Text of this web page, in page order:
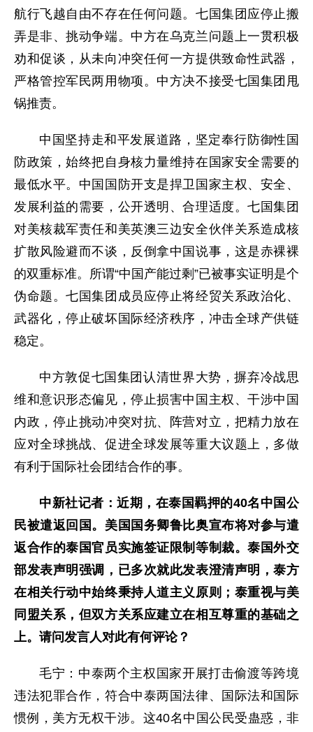
航行飞越自由不存在任何问题。七国集团应停止搬
弄是非、挑动争端。中方在乌克兰问题上一贯积极
劝和促谈，从未向冲突任何一方提供致命性武器，
严格管控军民两用物项。中方决不接受七国集团甩
锅推责。
中国坚持走和平发展道路，坚定奉行防御性国
防政策，始终把自身核力量维持在国家安全需要的
最低水平。中国国防开支是捍卫国家主权、安全、
发展利益的需要，公开透明、合理适度。七国集团
对美核裁军责任和美英澳三边安全伙伴关系造成核
扩散风险避而不谈，反倒拿中国说事，这是赤裸裸
的双重标准。所谓“中国产能过剩”已被事实证明是个
伪命题。七国集团成员应停止将经贸关系政治化、
武器化，停止破坏国际经济秩序，冲击全球产供链
稳定。
中方敦促七国集团认清世界大势，摒弃冷战思
维和意识形态偏见，停止损害中国主权、干涉中国
内政，停止挑动冲突对抗、阵营对立，把精力放在
应对全球挑战、促进全球发展等重大议题上，多做
有利于国际社会团结合作的事。
中新社记者：近期，在泰国羁押的40名中国公
民被遣返回国。美国国务卿鲁比奥宣布将对参与遣
返合作的泰国官员实施签证限制等制裁。泰国外交
部发表声明强调，已多次就此发表澄清声明，泰方
在相关行动中始终秉持人道主义原则；泰重视与美
同盟关系，但双方关系应建立在相互尊重的基础之
上。请问发言人对此有何评论？
毛宁：中泰两个主权国家开展打击偷渡等跨境
违法犯罪合作，符合中泰两国法律、国际法和国际
惯例，美方无权干涉。这40名中国公民受蛊惑，非